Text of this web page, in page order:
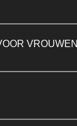
VROUWEN